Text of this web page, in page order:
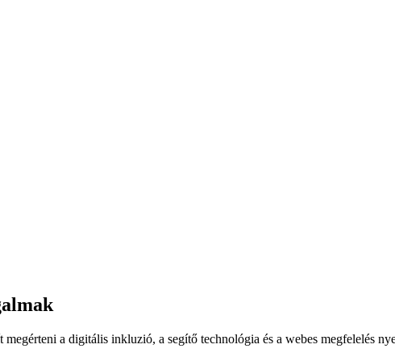
a digitális inkluzió, a segítő technológia és a webes megfelelés